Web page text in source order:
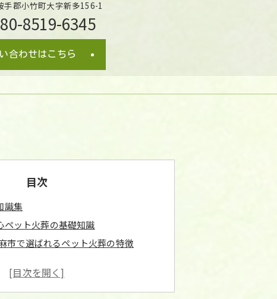
手郡小竹町大字新多156-1
8519-6345
合わせはこちら
目次
識集
ペット火葬の基礎知識
市で選ばれるペット火葬の特徴
で注目のペット火葬サービス事情
軽にご相談ください
軽にご相談ください